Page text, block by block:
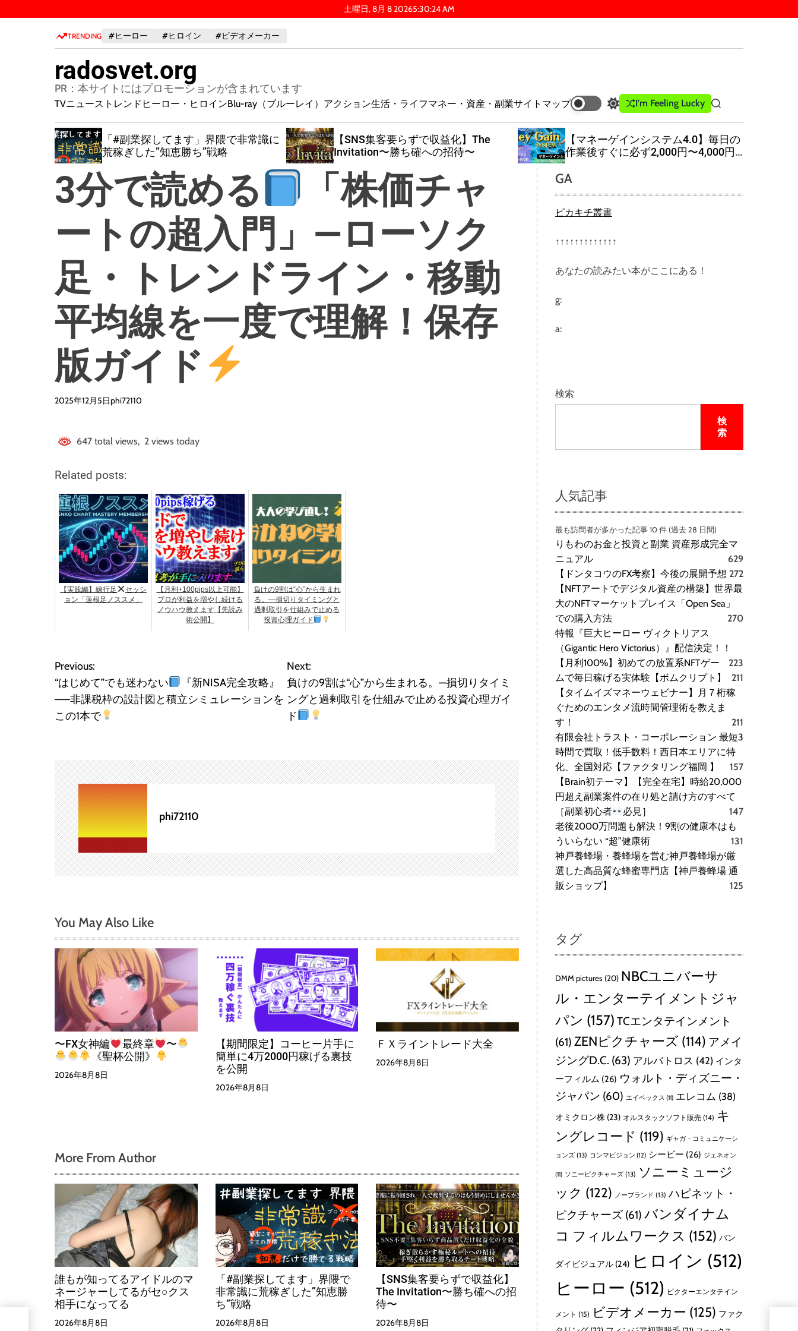
k
土曜日, 8月 8 20265:30:25AM
TRENDING #ヒーロー #ヒロイン #ビデオメーカー
radosvet.org
PR：本サイトにはプロモーションが含まれています
TVニューストレンド ヒーロー・ヒロインBlu-ray（ブルーレイ） アクション生活・ライフマネー・資産・副業サイトマップ
S
w
t
c
o
o
m
e
I'm Feeling Lucky
S
e
r
c
「#副業探してます」界隈で非常識に
荒稼ぎした”知恵勝ち”戦略
【SNS集客要らずで収益化】The
Invitation〜勝ち確への招待〜
【マネーゲインシステム4.0】毎日の
作業後すぐに必ず2,000円〜4,000円
3分で読める
「株価チャ
ートの超入門」—ローソク
足・トレンドライン・移動
平均線を一度で理解！保存
版ガイド
2025年12月5日phi72110
647 total views, 2 views today
Related posts:
【実践編】練行足
セッシ
ョン「蓮根足ノススメ」
【月利+100pips以上可能】
プロが利益を増やし続ける
ノウハウ教えます【先読み
術公開】
負けの9割は“心”から生まれ
る。—損切りタイミングと
過剰取引を仕組みで止める
投資心理ガイド
投
稿
ナ
ゲ
ー
シ
ョ
ン
Previous:
“はじめて”でも迷わない
『新NISA完全攻略』
——非課税枠の設計図と積立シミュレーションを
この1本で
Next:
負けの9割は“心”から生まれる。—損切りタイミ
ングと過剰取引を仕組みで止める投資心理ガイ
ド
phi72110
You May Also Like
〜FX女神編 最終章
〜
《聖杯公開》
2026年8月8日
【期間限定】コーヒー片手に
簡単に4万2000円稼げる裏技
を公開
2026年8月8日
ＦＸライントレード大全
2026年8月8日
More From Author
誰もが知ってるアイドルのマ
ネージャーしてるがセ○クス
相手になってる
2026年8月8日
「#副業探してます」界隈で
非常識に荒稼ぎした”知恵勝
ち”戦略
2026年8月8日
【SNS集客要らずで収益化】
The Invitation〜勝ち確への招
待〜
2026年8月8日
GA
ピカキチ叢書
↑↑↑↑↑↑↑↑↑↑↑↑↑
あなたの読みたい本がここにある！
g:
a:
検索
検
索
人気記事
最も訪問者が多かった記事 10 件 (過去 28 日間)
りもわのお金と投資と副業 資産形成完全マ
ニュアル
629
【ドンタコウのFX考察】今後の展開予想 272
【NFTアートでデジタル資産の構築】世界最
大のNFTマーケットプレイス「Open Sea」
での購入方法
270
特報『巨大ヒーロー ヴィクトリアス
（Gigantic Hero Victorius）』配信決定！！
223
【月利100%】初めての放置系NFTゲー
ムで毎日稼げる実体験【ボムクリプト】
211
【タイムイズマネーウェビナー】月７桁稼
ぐためのエンタメ流時間管理術を教えま
す！
211
有限会社トラスト・コーポレーション 最短3
時間で買取！低手数料！西日本エリアに特
化、全国対応【ファクタリング福岡 】
157
【Brain初テーマ】【完全在宅】時給20,000
円超え副業案件の在り処と請け方のすべて
［副業初心者
必見］
147
老後2000万問題も解決！9割の健康本はも
ういらない “超”健康術
131
神戸養蜂場・養蜂場を営む神戸養蜂場が厳
選した高品質な蜂蜜専門店【神戸養蜂場 通
販ショップ】
125
タグ
DMM pictures (20) NBCユニバーサ
ル・エンターテイメントジャ
パン (157) TCエンタテインメント
(61) ZENピクチャーズ (114) アメイ
ジングD.C. (63) アルバトロス (42) インタ
ーフィルム (26) ウォルト・ディズニー・
ジャパン (60) エイベックス (11) エレコム (38)
オミクロン株 (23) オルスタックソフト販売 (14) キ
ングレコード (119) ギャガ・コミュニケーシ
ョンズ (13) コンマビジョン (12) シービー (26) ジェネオン
(11) ソニーピクチャーズ (13) ソニーミュージ
ック (122) ノーブランド (13) ハピネット・
ピクチャーズ (61) バンダイナム
コ フィルムワークス (152) バン
ダイビジュアル (24) ヒロイン (512)
ヒーロー (512) ビクターエンタテイン
メント (15) ビデオメーカー (125) ファク